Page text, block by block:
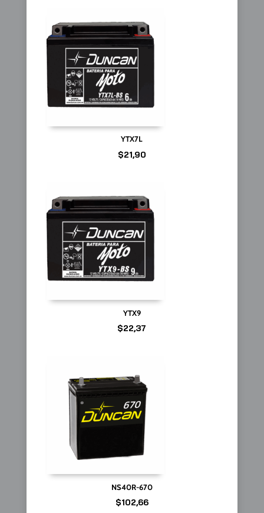
YTX7L
$21,90
YTX9
$22,37
NS40R-670
$102,66